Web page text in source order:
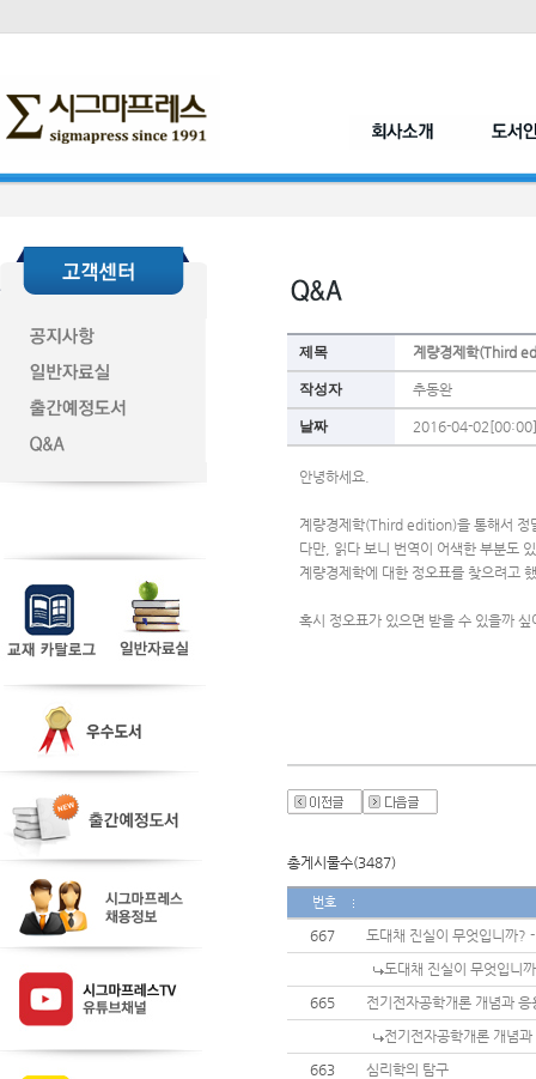
제목 계량경제학(Third
작성자 추동완
날짜 2016-04-02[00:00]
안녕하세요.
계량경제학(Third edition)을 통해서 정
다만, 읽다 보니 번역이 어색한 부분도
계량경제학에 대한 정오표를 찾으려고
혹시 정오표가 있으면 받을 수 있을까
총게시물수(3487)
번호
667
도대채 진실이 무엇입니까?
도대채 진실이 무엇입니
665
전기전자공학개론 개념과 응
전기전자공학개론 개념과
663
심리학의 탐구